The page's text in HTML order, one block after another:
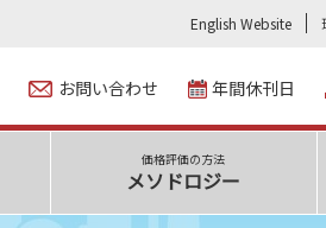
English Website
お問い合わせ 年間休刊日
価格評価の方法
メソドロジー